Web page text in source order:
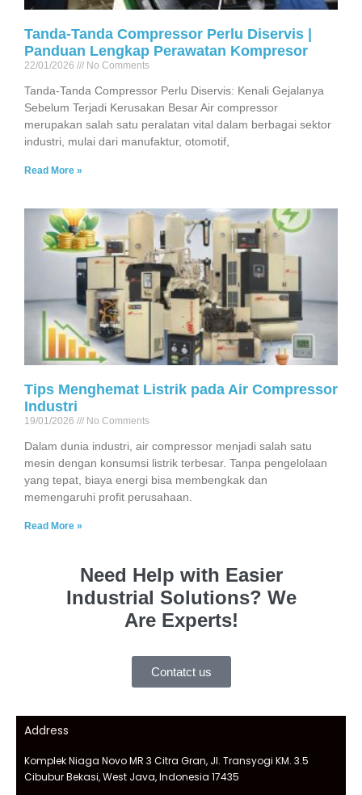
Tanda-Tanda Compressor Perlu Diservis |
Panduan Lengkap Perawatan Kompresor
22/01/2026 No Comments
Tanda-Tanda Compressor Perlu Diservis: Kenali Gejalanya
Sebelum Terjadi Kerusakan Besar Air compressor
merupakan salah satu peralatan vital dalam berbagai sektor
industri, mulai dari manufaktur, otomotif,
Read More »
Tips Menghemat Listrik pada Air Compressor
Industri
19/01/2026 No Comments
Dalam dunia industri, air compressor menjadi salah satu
mesin dengan konsumsi listrik terbesar. Tanpa pengelolaan
yang tepat, biaya energi bisa membengkak dan
memengaruhi profit perusahaan.
Read More »
Need Help with Easier
Industrial Solutions? We
Are Experts!
Contatct us
Address
Komplek Niaga Novo MR 3 Citra Gran, Jl. Transyogi KM. 3.5
Cibubur Bekasi, West Java, Indonesia 17435